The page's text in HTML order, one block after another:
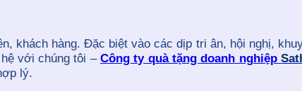
khách hàng. Đặc biệt vào các dịp tri ân, hội nghị,
với chúng tôi –Công ty quà tặng doanh nghiệp
lý.